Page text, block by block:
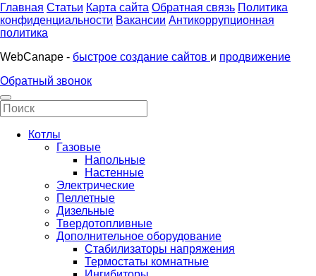
Главная Статьи Карта сайта Обратная связь Политика
конфиденциальности Вакансии Антикоррупционная
политика
WebCanape - быстрое создание сайтов и продвижение
Обратный звонок
Котлы
Газовые
Напольные
Настенные
Электрические
Пеллетные
Дизельные
Твердотопливные
Дополнительное оборудование
Стабилизаторы напряжения
Термостаты комнатные